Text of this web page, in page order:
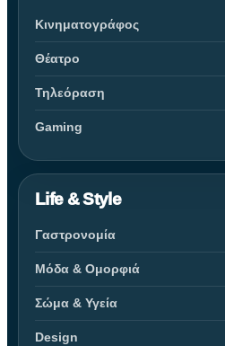
Κινηματογράφος
Θέατρο
Τηλεόραση
Gaming
Life & Style
Γαστρονομία
Μόδα & Ομορφιά
Σώμα & Υγεία
Design